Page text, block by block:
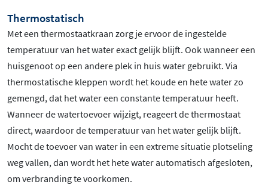
Thermostatisch
Met een thermostaatkraan zorg je ervoor de ingestelde
temperatuur van het water exact gelijk blijft. Ook wanneer een
huisgenoot op een andere plek in huis water gebruikt. Via
thermostatische kleppen wordt het koude en hete water zo
gemengd, dat het water een constante temperatuur heeft.
Wanneer de watertoevoer wijzigt, reageert de thermostaat
direct, waardoor de temperatuur van het water gelijk blijft.
Mocht de toevoer van water in een extreme situatie plotseling
weg vallen, dan wordt het hete water automatisch afgesloten,
om verbranding te voorkomen.